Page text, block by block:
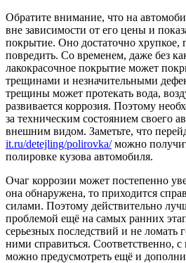
Обратите внимание, что на
вне зависимости от его цены и
покрытие. Оно достаточно хрупкое,
повредить. Со временем, даже без
лакокрасочное покрытие может
трещинами и незначительными
трещины может протекать вода,
развивается коррозия. Поэтому
за техническим состоянием своего
внешним видом. Заметьте, что
it.ru/detejling/polirovka/можно
полировке кузова автомобиля.
Очаг коррозии может постепенно
она обнаружена, то приходится
силами. Поэтому действительно
проблемой ещё на самых ранних
серьезных последствий и не ломать
ними справиться. Соответственно,
можно предусмотреть ещё и